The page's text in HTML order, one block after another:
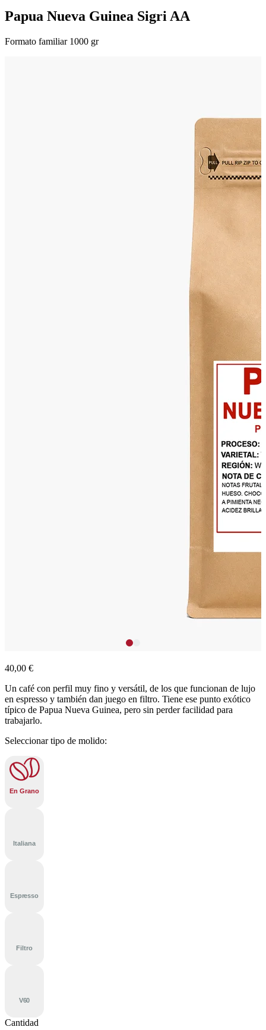
Papua Nueva Guinea Sigri AA
Formato familiar 1000 gr
40,00 €
Un café con perfil muy fino y versátil, de los que funcionan de lujo
en espresso y también dan juego en filtro. Tiene ese punto exótico
típico de Papua Nueva Guinea, pero sin perder facilidad para
trabajarlo.
Seleccionar tipo de molido:
En Grano
Italiana
Espresso
Filtro
V60
Cantidad